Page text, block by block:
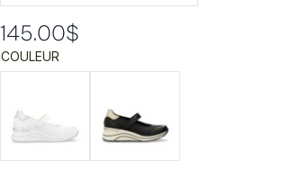
145.00$
COULEUR